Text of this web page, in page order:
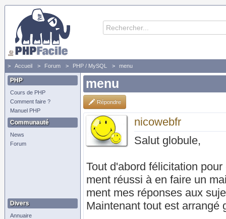
Accueil Forum PHP / MySQL menu
PHP
Cours de PHP
Comment faire ?
Manuel PHP
Communauté
News
Forum
Divers
Annuaire
menu
Répondre
nicowebfr
Salut globule,
Tout d'abord félicitation
ment réussi à en faire un
ment mes réponses aux
Maintenant tout est arrangé